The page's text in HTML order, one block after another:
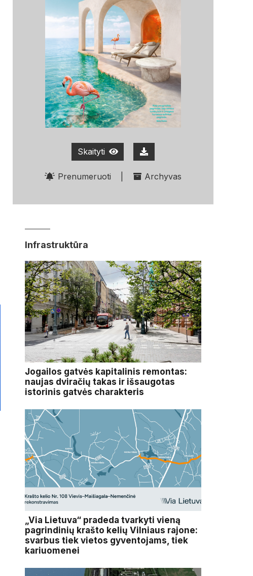
Skaityti
Prenumeruoti Archyvas
Infrastruktūra
Jogailos gatvės kapitalinis remontas:
naujas dviračių takas ir išsaugotas
istorinis gatvės charakteris
„Via Lietuva“ pradeda tvarkyti vieną
pagrindinių krašto kelių Vilniaus rajone:
svarbus tiek vietos gyventojams, tiek
kariuomenei